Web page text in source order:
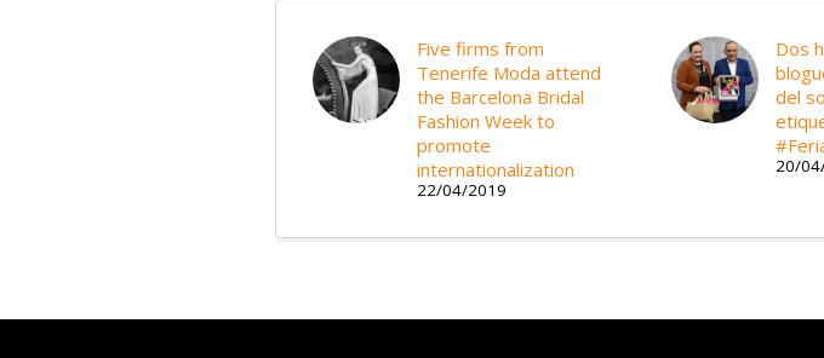
Five firms from
Tenerife Moda attend
the Barcelona Bridal
Fashion Week to
promote
internationalization
22/04/2019
Dos
del
20/